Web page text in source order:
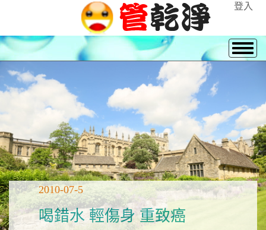
登入
2010-07-5
喝錯水 輕傷身 重致癌